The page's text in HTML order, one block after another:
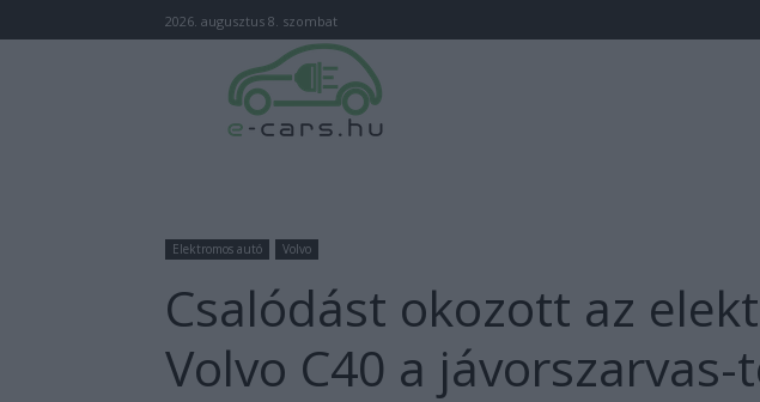
2026. augusztus 8. szombat
Elektromos autó Volvo
Csalódást okozott az
Volvo C40 a jávorszarvas-